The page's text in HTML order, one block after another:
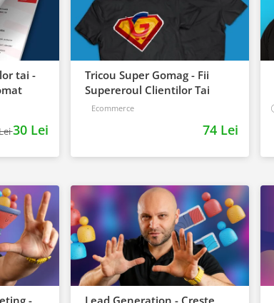
tai -
30 Lei
Tricou Super Gomag - Fii
Supereroul Clientilor Tai
Ecommerce
74 Lei